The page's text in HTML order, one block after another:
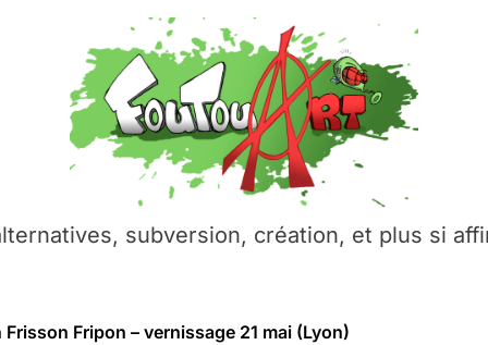
subversion, création, et plus si
Fripon – vernissage 21 mai (Lyon)
Festival – Samedi 18 juillet (Vaulx-en-Velin)
– Ŝtono, un livre réalisé par Michaël Moretti & Pierre
contre l’A412 à l’Établi (Haute-Savoie)
Fripon – vernissage 21 mai (Lyon)